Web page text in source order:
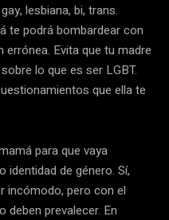
lesbiana, bi, trans.
te podrá bombardear con
Evita que tu madre
lo que es ser LGBT.
que ella te
para que vaya
de género. Sí,
incómodo, pero con el
deben prevalecer. En